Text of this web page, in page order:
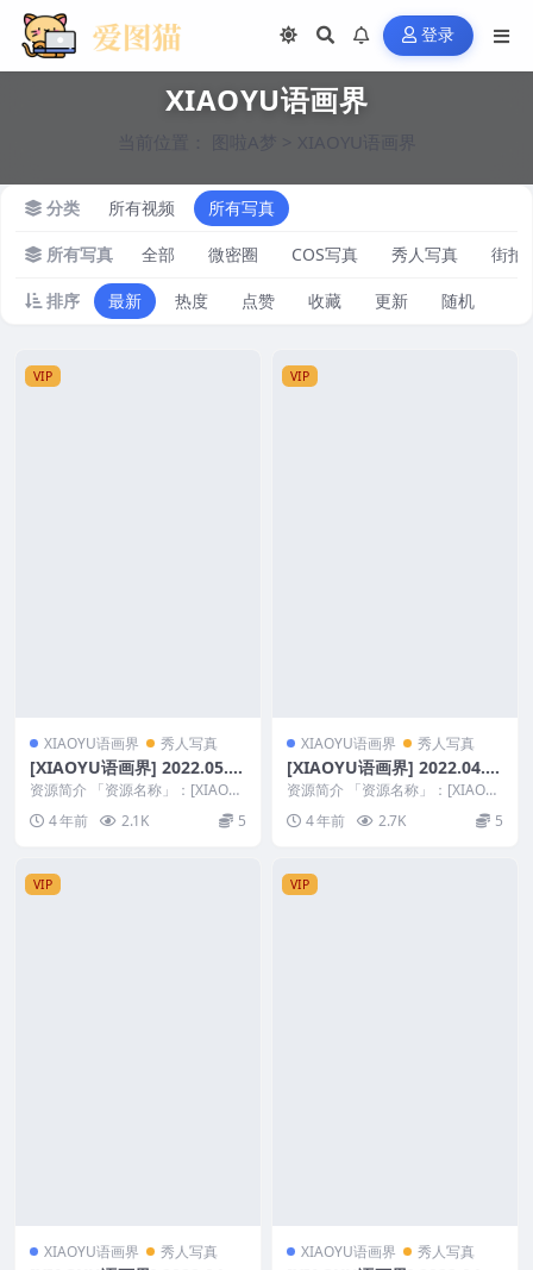
登录
XIAOYU语画界
分类 所有视频 所有写真
所有写真 全部 微密圈 COS写真 秀人写真 街拍
排序 最新 热度 点赞 收藏 更新 随机
VIP
XIAOYU语画界 秀人写真
[XIAOYU语画界] 2022.05.0
9 VOL.773 王馨瑶yanni [10
0+1P]
资源简介 「资源名称」：[XIAOY
4 年前 2.1K 5
VIP
XIAOYU语画界 秀人写真
[XIAOYU语画界] 2022.04.2
2 VOL.763 杨晨晨Yome [75
+1P]
资源简介 「资源名称」：[XIAOY
4 年前 2.7K 5
VIP
XIAOYU语画界 秀人写真
VIP
XIAOYU语画界 秀人写真